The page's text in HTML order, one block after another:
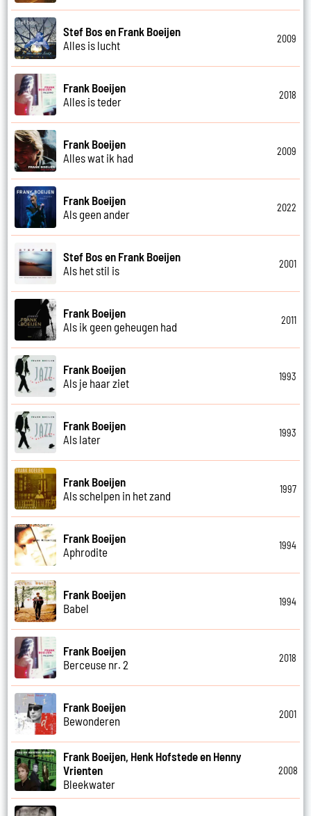
Stef Bos en Frank Boeijen
Alles is lucht
2009
Frank Boeijen
Alles is teder
2018
Frank Boeijen
Alles wat ik had
2009
Frank Boeijen
Als geen ander
2022
Stef Bos en Frank Boeijen
Als het stil is
2001
Frank Boeijen
Als ik geen geheugen had
2011
Frank Boeijen
Als je haar ziet
1993
Frank Boeijen
Als later
1993
Frank Boeijen
Als schelpen in het zand
1997
Frank Boeijen
Aphrodite
1994
Frank Boeijen
Babel
1994
Frank Boeijen
Berceuse nr. 2
2018
Frank Boeijen
Bewonderen
2001
Frank Boeijen, Henk Hofstede en Henny
Vrienten
Bleekwater
2008